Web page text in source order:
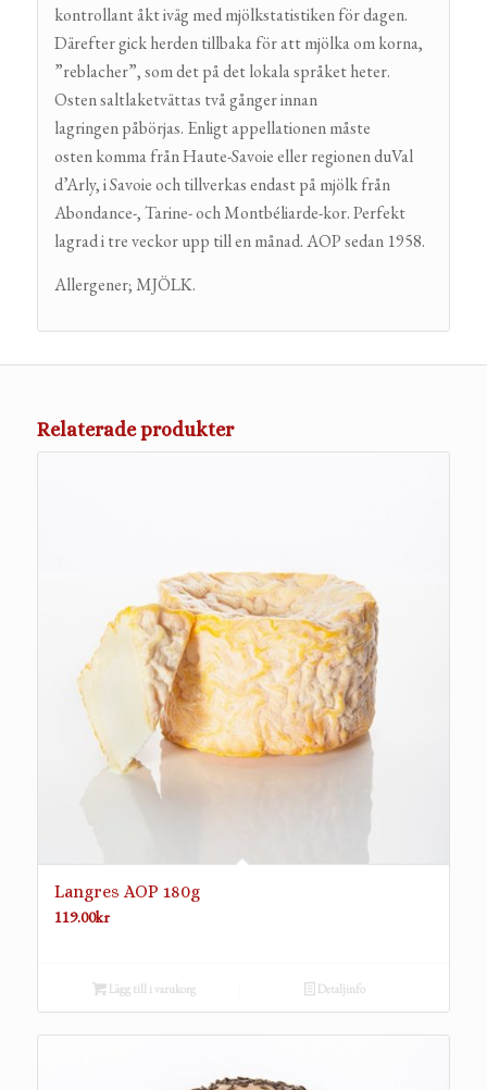
kontrollant åkt iväg med mjölkstatistiken för dagen.
Därefter gick herden tillbaka för att mjölka om korna,
”reblacher”, som det på det lokala språket heter.
Osten saltlaketvättas två gånger innan
lagringen påbörjas. Enligt appellationen måste
osten komma från Haute-Savoie eller regionen duVal
d’Arly, i Savoie och tillverkas endast på mjölk från
Abondance-, Tarine- och Montbéliarde-kor. Perfekt
lagrad i tre veckor upp till en månad. AOP sedan 1958.
Allergener; MJÖLK.
Relaterade produkter
Langres AOP 180g
119.00kr
Lägg till i varukorg Detaljinfo